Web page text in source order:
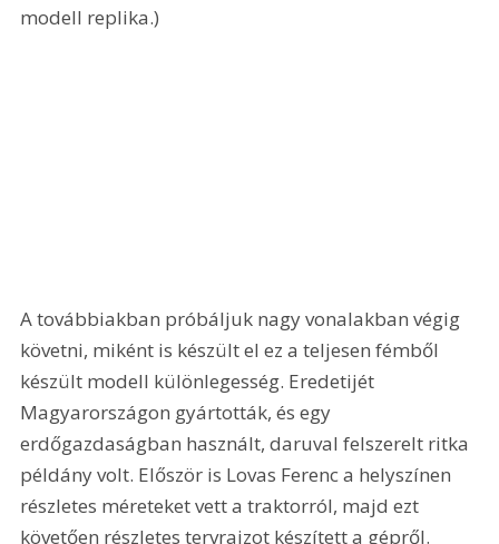
modell replika.)
A továbbiakban próbáljuk nagy vonalakban végig
követni, miként is készült el ez a teljesen fémből
készült modell különlegesség. Eredetijét
Magyarországon gyártották, és egy
erdőgazdaságban használt, daruval felszerelt ritka
példány volt. Először is Lovas Ferenc a helyszínen
részletes méreteket vett a traktorról, majd ezt
követően részletes tervrajzot készített a gépről.